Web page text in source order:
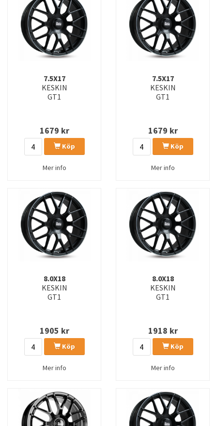
7.5X17
KESKIN
GT1
1679 kr
Köp
Mer info
7.5X17
KESKIN
GT1
1679 kr
Köp
Mer info
8.0X18
KESKIN
GT1
1905 kr
Köp
Mer info
8.0X18
KESKIN
GT1
1918 kr
Köp
Mer info